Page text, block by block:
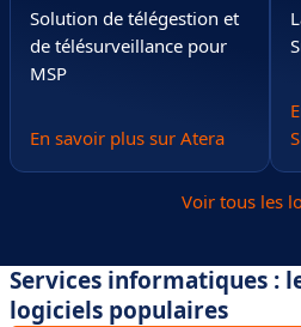
Solution de télégestion et
de télésurveillance pour
MSP
En savoir plus sur Atera
Voir tous les
Services informatiques :
logiciels populaires